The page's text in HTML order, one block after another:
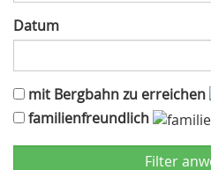
Datum
mit Bergbahn zu erreichen
familienfreundlich